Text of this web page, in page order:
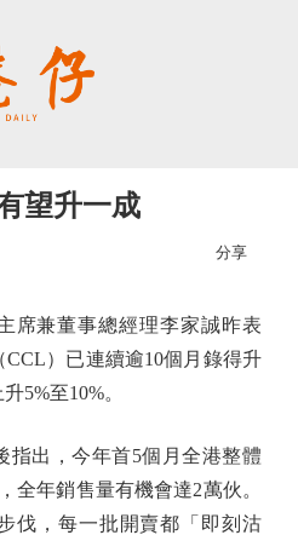
望升一成
分享
兼董事總經理李家誠昨表
）已連續逾10個月錄得升
5%至10%。
出，今年首5個月全港整體
全年銷售量有機會達2萬伙。
伐，每一批開賣都「即刻沽